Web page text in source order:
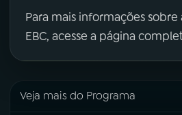
Para mais informações
EBC, acesse a página
Veja mais do Programa